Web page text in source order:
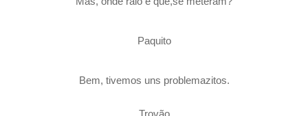
Paquito
Bem, tivemos uns problemazitos.
Trovão